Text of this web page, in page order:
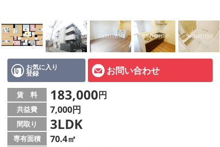
メールでお問い合わせ
お気に入り
登録 お問い合わせ
賃 料 183,000円
共益費 7,000円
間取り 3LDK
専有面積 70.4㎡